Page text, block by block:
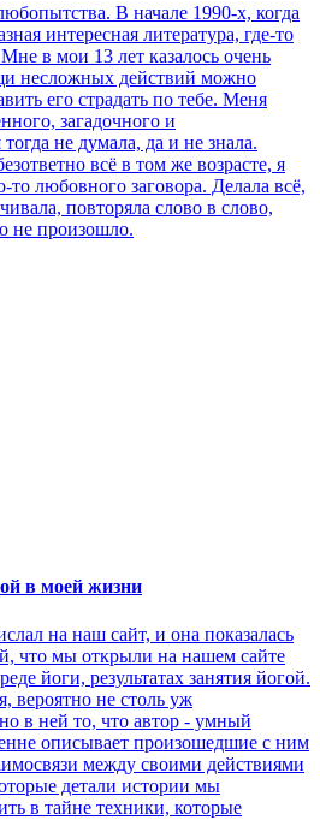
В начале 1990-х, когда
интересная литература, где-то
в мои 13 лет казалось очень
несложных действий можно
его страдать по тебе. Меня
загадочного и
не думала, да и не знала.
всё в том же возрасте, я
то любовного заговора. Делала всё,
повторяла слово в слово,
не произошло.
в моей жизни
на наш сайт, и она показалась
что мы открыли на нашем сайте
йоги, результатах занятия йогой.
вероятно не столь уж
в ней то, что автор - умный
описывает произошедшие с ним
между своими действиями
детали истории мы
в тайне техники, которые